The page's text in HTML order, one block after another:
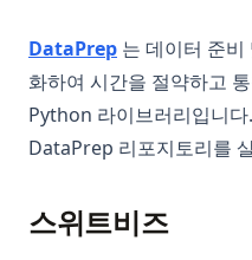
DataPrep(opens in a
는 데이터 준
화하여 시간을 절약하고
Python 라이브러리입니
DataPrep 리포지토리를
스위트비즈